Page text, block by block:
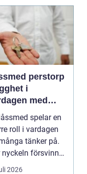
perstorp
i
med
lås och
spelar en
roll i vardagen
tänker på.
nyckeln försvinner,
kärva...
2026